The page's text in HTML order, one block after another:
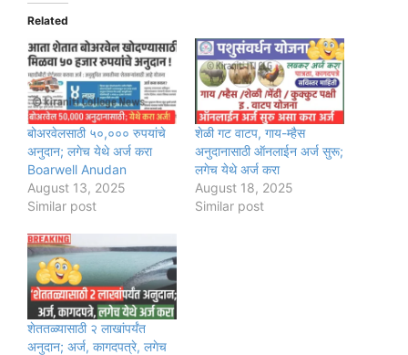
Related
बोअरवेलसाठी ५०,००० रुपयांचे
अनुदान; लगेच येथे अर्ज करा
Boarwell Anudan
August 13, 2025
Similar post
शेळी गट वाटप, गाय-म्हैस
अनुदानासाठी ऑनलाईन अर्ज सुरू;
लगेच येथे अर्ज करा
August 18, 2025
Similar post
शेततळ्यासाठी २ लाखांपर्यंत
अनुदान; अर्ज, कागदपत्रे, लगेच